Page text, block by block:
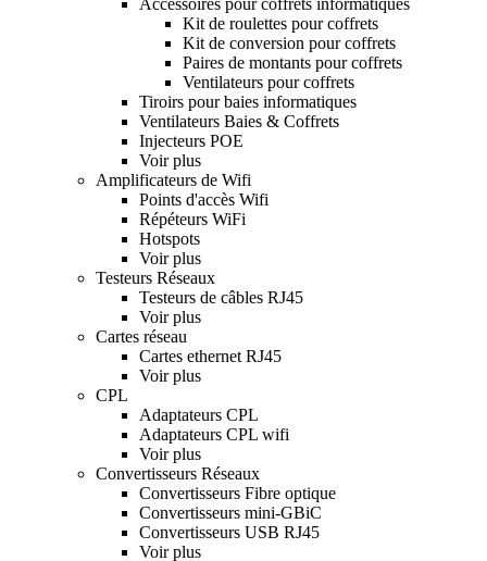
Accessoires pour coffrets informatiques
Kit de roulettes pour coffrets
Kit de conversion pour coffrets
Paires de montants pour coffrets
Ventilateurs pour coffrets
Tiroirs pour baies informatiques
Ventilateurs Baies & Coffrets
Injecteurs POE
Voir plus
Amplificateurs de Wifi
Points d'accès Wifi
Répéteurs WiFi
Hotspots
Voir plus
Testeurs Réseaux
Testeurs de câbles RJ45
Voir plus
Cartes réseau
Cartes ethernet RJ45
Voir plus
CPL
Adaptateurs CPL
Adaptateurs CPL wifi
Voir plus
Convertisseurs Réseaux
Convertisseurs Fibre optique
Convertisseurs mini-GBiC
Convertisseurs USB RJ45
Voir plus